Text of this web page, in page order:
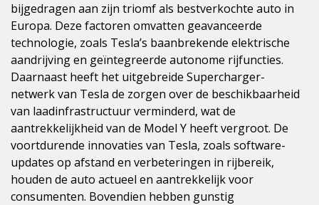
bijgedragen aan zijn triomf als bestverkochte auto in
Europa. Deze factoren omvatten geavanceerde
technologie, zoals Tesla’s baanbrekende elektrische
aandrijving en geïntegreerde autonome rijfuncties.
Daarnaast heeft het uitgebreide Supercharger-
netwerk van Tesla de zorgen over de beschikbaarheid
van laadinfrastructuur verminderd, wat de
aantrekkelijkheid van de Model Y heeft vergroot. De
voortdurende innovaties van Tesla, zoals software-
updates op afstand en verbeteringen in rijbereik,
houden de auto actueel en aantrekkelijk voor
consumenten. Bovendien hebben gunstig